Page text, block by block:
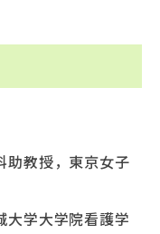
助教授，東京女子
大学大学院看護学